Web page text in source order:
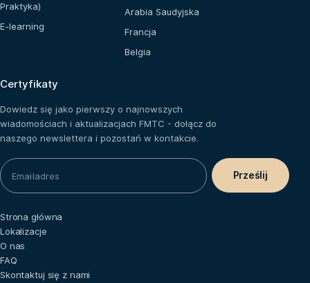
Praktyka)
E-learning
Arabia Saudyjska
Francja
Belgia
Certyfikaty
Dowiedz się jako pierwszy o najnowszych
wiadomościach i aktualizacjach FMTC - dołącz do
naszego newslettera i pozostań w kontakcie.
Strona główna
Lokalizacje
O nas
FAQ
Skontaktuj się z nami